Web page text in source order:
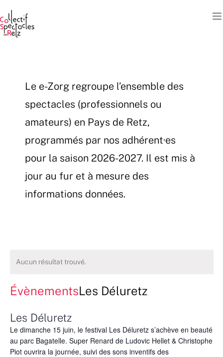
au
contenu
Le e-Zorg regroupe l’ensemble des
spectacles (professionnels ou
amateurs) en Pays de Retz,
programmés par nos adhérent·es
pour la saison 2026-2027. Il est mis à
jour au fur et à mesure des
informations données.
Aucun résultat trouvé.
ÉvènementsLes Déluretz
Les Déluretz
Le dimanche 15 juin, le festival Les Déluretz s’achève en beauté
au parc Bagatelle. Super Renard de Ludovic Hellet & Christophe
Piot ouvrira la journée, suivi des sons inventifs des